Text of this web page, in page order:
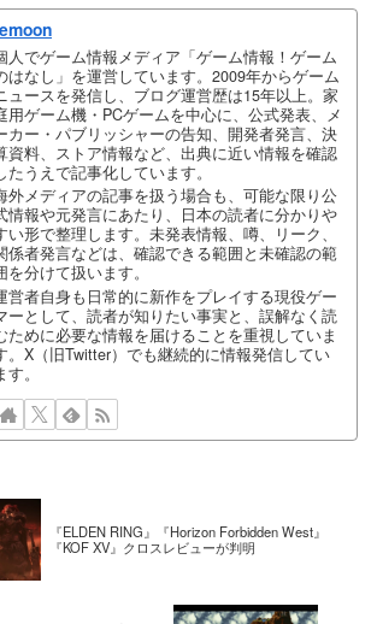
人でゲーム情報メディア「ゲーム情報！ゲーム
はなし」を運営しています。2009年からゲーム
ュースを発信し、ブログ運営歴は15年以上。家
用ゲーム機・PCゲームを中心に、公式発表、メ
カー・パブリッシャーの告知、開発者発言、決
資料、ストア情報など、出典に近い情報を確認
たうえで記事化しています。
外メディアの記事を扱う場合も、可能な限り公
情報や元発言にあたり、日本の読者に分かりや
い形で整理します。未発表情報、噂、リーク、
係者発言などは、確認できる範囲と未確認の範
を分けて扱います。
営者自身も日常的に新作をプレイする現役ゲー
ーとして、読者が知りたい事実と、誤解なく読
ために必要な情報を届けることを重視していま
。X（旧Twitter）でも継続的に情報発信してい
す。
『ELDEN RING』『Horizon Forbidden West』
『KOF XV』クロスレビューが判明